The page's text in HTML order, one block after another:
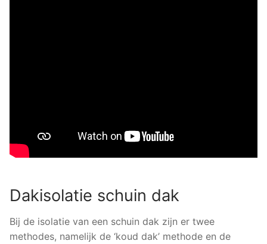
Dakisolatie schuin dak
Bij de isolatie van een schuin dak zijn er twee
methodes, namelijk de ‘koud dak’ methode en de